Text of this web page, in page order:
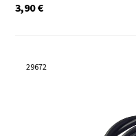
€
3,90
29672